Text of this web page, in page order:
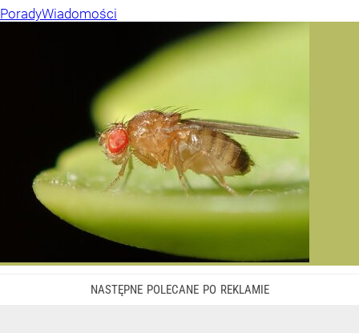
PoradyWiadomości